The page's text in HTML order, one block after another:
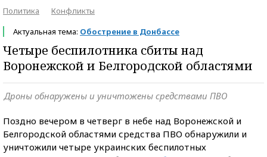
Политика
Конфликты
Актуальная тема: Обострение в Донбассе
Четыре беспилотника сбиты над
Воронежской и Белгородской областями
Дроны обнаружены и уничтожены средствами ПВО
Поздно вечером в четверг в небе над Воронежской и
Белгородской областями средства ПВО обнаружили и
уничтожили четыре украинских беспилотных